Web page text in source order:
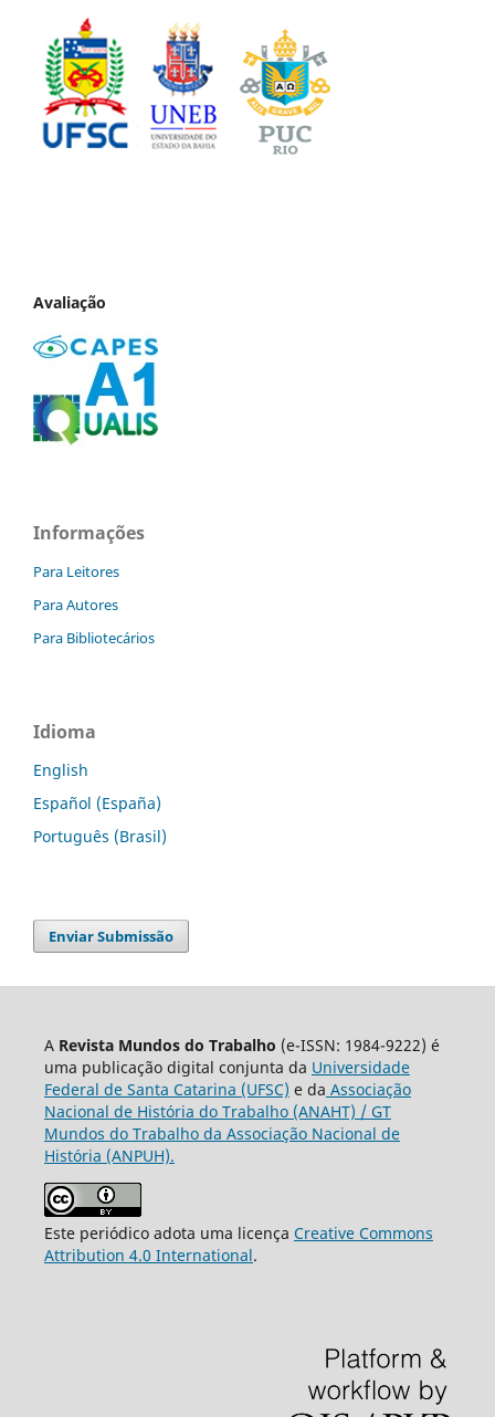
Avaliação
Informações
Para Leitores
Para Autores
Para Bibliotecários
Idioma
English
Español (España)
Português (Brasil)
Enviar Submissão
A Revista Mundos do Trabalho (e-ISSN: 1984-9222) é
uma publicação digital conjunta da Universidade
Federal de Santa Catarina (UFSC) e da Associação
Nacional de História do Trabalho (ANAHT) / GT
Mundos do Trabalho da Associação Nacional de
História (ANPUH).
Este periódico adota uma licença Creative Commons
Attribution 4.0 International.